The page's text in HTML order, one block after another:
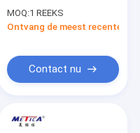
glasdruppelbuisje het
Afdekken Machine
MOQ:1 REEKS
Ontvang de meest recente
Contact nu